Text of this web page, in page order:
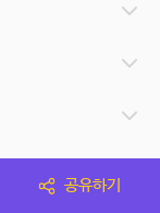
공유하기